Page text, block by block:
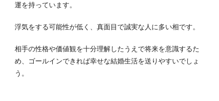
運を持っています。
浮気をする可能性が低く、真面目で誠実な人に多い相です。
相手の性格や価値観を十分理解したうえで将来を意識するた
め、ゴールインできれば幸せな結婚生活を送りやすいでしょ
う。